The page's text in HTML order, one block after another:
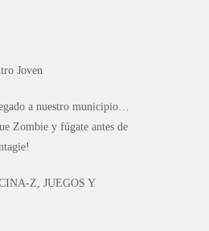
Joven
a nuestro municipio…
Zombie y fúgate antes de
Z, JUEGOS Y